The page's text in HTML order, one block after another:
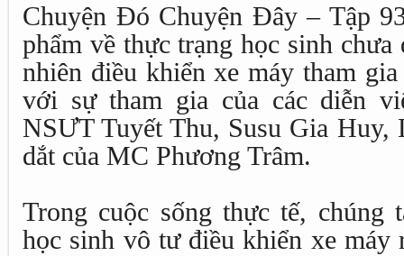
Chuyện Đó Chuyện Đây – Tập
phẩm về thực trạng học sinh
nhiên điều khiển xe máy tham
với sự tham gia của các diễn
NSƯT Tuyết Thu, Susu Gia Huy,
dắt của MC Phương Trâm.
Trong cuộc sống thực tế, chúng
học sinh vô tư điều khiển xe máy